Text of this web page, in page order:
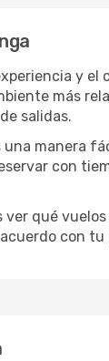
y
más
salidas.
manera
con
qué
con tu